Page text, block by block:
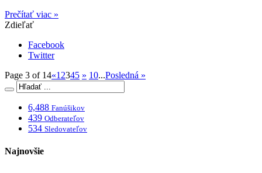
Prečítať viac »
Zdieľať
Facebook
Twitter
Page 3 of 14«1 2345 » 10...Posledná »
6,488 Fanúšikov
439 Odberateľov
534 Sledovateľov
Najnovšie